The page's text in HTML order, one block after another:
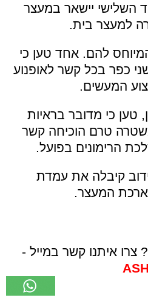
השלישי יישאר במעצר
למעצר בית.
להם. אחד טען כי
כפר בכל קשר לאופנוע
המעשים.
טען כי מדובר בראיות
טרם הוכיחה קשר
הרימונים בפועל.
קיבלה את עמדת
המעצר.
? צרו איתנו קשר במייל -